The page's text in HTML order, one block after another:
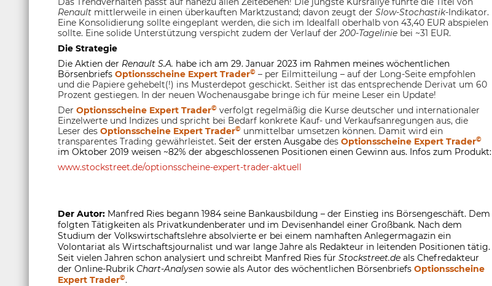
Renault mittlerweile in einen überkauften Marktzustand; davon zeugt der Slow-Stochastik-Indikator.
Eine Konsolidierung sollte eingeplant werden, die sich im Idealfall oberhalb von 43,40 EUR abspielen
sollte. Eine solide Unterstützung verspicht zudem der Verlauf der 200-Tagelinie bei ~31 EUR.
Die Strategie
Die Aktien der Renault S.A. habe ich am 29. Januar 2023 im Rahmen meines wöchentlichen
Börsenbriefs Optionsscheine Expert Trader© – per Eilmitteilung – auf der Long-Seite empfohlen
und die Papiere gehebelt(!) ins Musterdepot geschickt. Seither ist das entsprechende Derivat um 60
Prozent gestiegen. In der neuen Wochenausgabe bringe ich für meine Leser ein Update!
Der Optionsscheine Expert Trader© verfolgt regelmäßig die Kurse deutscher und internationaler
Einzelwerte und Indizes und spricht bei Bedarf konkrete Kauf- und Verkaufsanregungen aus, die
Leser des Optionsscheine Expert Trader© unmittelbar umsetzen können. Damit wird ein
transparentes Trading gewährleistet. Seit der ersten Ausgabe des Optionsscheine Expert Trader©
im Oktober 2019 weisen ~82% der abgeschlossenen Positionen einen Gewinn aus. Infos zum Produkt:
www.stockstreet.de/optionsscheine-expert-trader-aktuell
Der Autor: Manfred Ries begann 1984 seine Bankausbildung – der Einstieg ins Börsengeschäft. Dem
folgten Tätigkeiten als Privatkundenberater und im Devisenhandel einer Großbank. Nach dem
Studium der Volkswirtschaftslehre absolvierte er bei einem namhaften Anlegermagazin ein
Volontariat als Wirtschaftsjournalist und war lange Jahre als Redakteur in leitenden Positionen tätig.
Seit vielen Jahren schon analysiert und schreibt Manfred Ries für Stockstreet.de als Chefredakteur
der Online-Rubrik Chart-Analysen sowie als Autor des wöchentlichen Börsenbriefs Optionsscheine
Expert Trader©.